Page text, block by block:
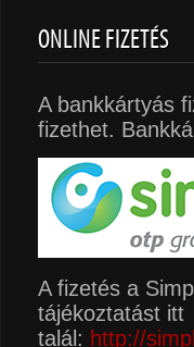
ONLINE FIZETÉS
A bankkártyás
fizethet.
A fizetés a
tájékoztatást itt
talál: http://